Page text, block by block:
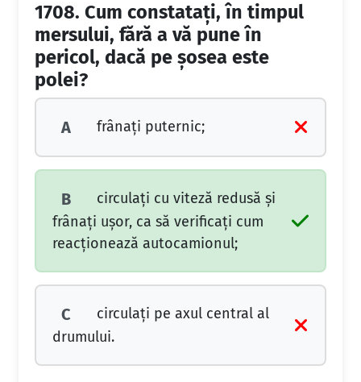
1708. Cum constataţi, în timpul
mersului, fără a vă pune în
pericol, dacă pe şosea este
polei?
A frânaţi puternic;
B
circulaţi cu viteză redusă şi
frânaţi uşor, ca să verificaţi cum
reacţionează autocamionul;
C
circulaţi pe axul central al
drumului.